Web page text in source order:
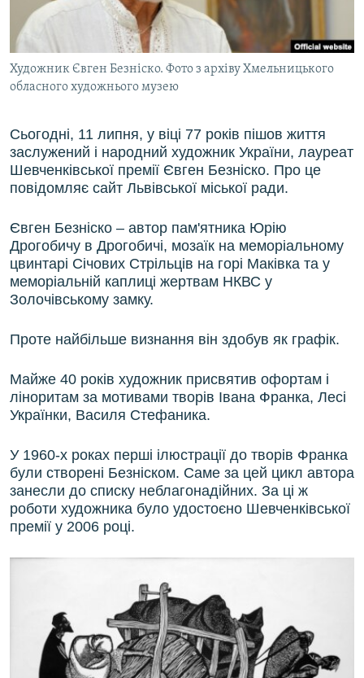
ВІДЕОУРОКИ «ELIFBE»
СВІДЧЕННЯ ОКУПАЦІЇ
УКРАЇНСЬКА ПРОБЛЕМА КРИМУ
Русский
Qırımtatar
Усі сайти RFE/RL
Художник Євген Безніско. Фото з архіву Хмельницького
обласного художнього музею
Сьогодні, 11 липня, у віці 77 років пішов життя
заслужений і народний художник України, лауреат
Шевченківської премії Євген Безніско. Про це
повідомляє сайт Львівської міської ради.
Євген Безніско – автор пам'ятника Юрію
Дрогобичу в Дрогобичі, мозаїк на меморіальному
цвинтарі Січових Стрільців на горі Маківка та у
меморіальній каплиці жертвам НКВС у
Золочівському замку.
Проте найбільше визнання він здобув як графік.
Майже 40 років художник присвятив офортам і
ліноритам за мотивами творів Івана Франка, Лесі
Українки, Василя Стефаника.
У 1960-х роках перші ілюстрації до творів Франка
були створені Безніском. Саме за цей цикл автора
занесли до списку неблагонадійних. За ці ж
роботи художника було удостоєно Шевченківської
премії у 2006 році.